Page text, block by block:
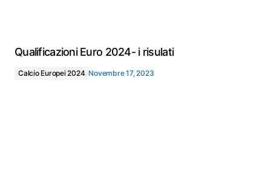
Qualificazioni Euro 2024- i risulati
Calcio Europei 2024 Novembre 17, 2023